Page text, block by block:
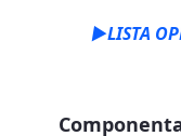
►LISTA
Componenta